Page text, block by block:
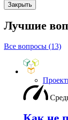
Закрыть
Лучшие
Все вопросы (13)